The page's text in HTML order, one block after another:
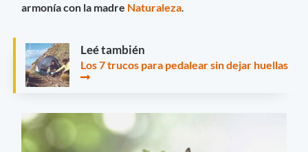
armonía con la madre Naturaleza.
Leé también
Los 7 trucos para pedalear sin dejar huellas